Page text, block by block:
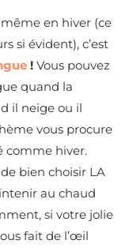
en hiver (ce
si évident), c’est
! Vous pouvez
quand la
il neige ou il
vous procure
comme hiver.
de bien choisir LA
au chaud
si votre jolie
fait de l’œil